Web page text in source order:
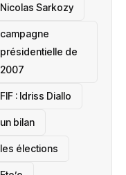
Nicolas Sarkozy
campagne
présidentielle de
2007
‎FIF : Idriss Diallo
un bilan
les élections